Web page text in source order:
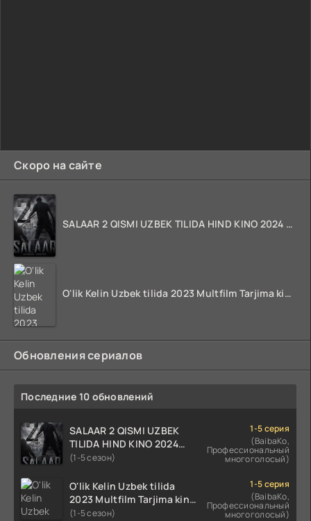
Скоро на сайте
SALAAR 2 QISMI UZBEK TILIDA HIND KINO 2024 TARJIMA 720p HD Skachat
O'lik Kelin Uzbek tilida 2023 Multfilm Tarjima kino skachat
Обновления сериалов
Последние 10 обновлений
SALAAR 2 QISMI UZBEK
TILIDA HIND KINO 2024
TARJIMA 720p HD Skachat
(1-5 сезон)
1-5 серия
(BaibaKo,
Профессиональный
многоголосый)
O'lik Kelin Uzbek tilida
2023 Multfilm Tarjima kino
skachat
(1-5 сезон)
1-5 серия
(BaibaKo,
Профессиональный
многоголосый)